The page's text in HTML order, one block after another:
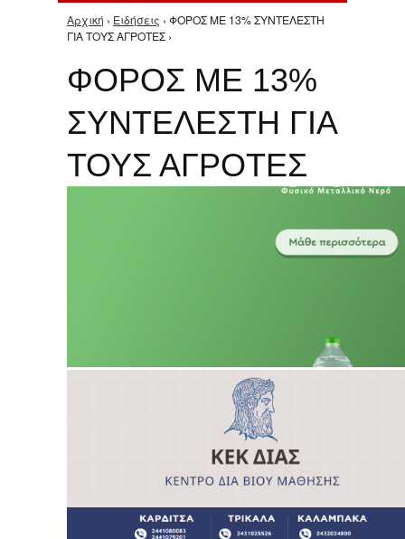
Είστε εδώ
Αρχική › Ειδήσεις › ΦΟΡΟΣ ΜΕ 13% ΣΥΝΤΕΛΕΣΤΗ
ΓΙΑ ΤΟΥΣ ΑΓΡΟΤΕΣ ›
ΦΟΡΟΣ ΜΕ 13%
ΣΥΝΤΕΛΕΣΤΗ ΓΙΑ
ΤΟΥΣ ΑΓΡΟΤΕΣ